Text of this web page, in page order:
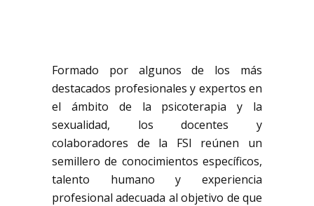
Formado por algunos de los más
destacados profesionales y expertos en
el ámbito de la psicoterapia y la
sexualidad, los docentes y
colaboradores de la FSI reúnen un
semillero de conocimientos específicos,
talento humano y experiencia
profesional adecuada al objetivo de que